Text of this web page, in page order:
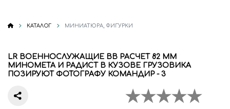
КАТАЛОГ МИНИАТЮРА, ФИГУРКИ
LR ВОЕННОСЛУЖАЩИЕ ВВ РАСЧЕТ 82 ММ
МИНОМЕТА И РАДИСТ В КУЗОВЕ ГРУЗОВИКА
ПОЗИРУЮТ ФОТОГРАФУ КОМАНДИР - 3